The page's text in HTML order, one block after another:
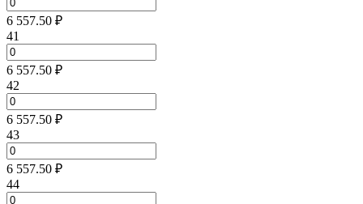
6 557.50 ₽
41
6 557.50 ₽
42
6 557.50 ₽
43
6 557.50 ₽
44